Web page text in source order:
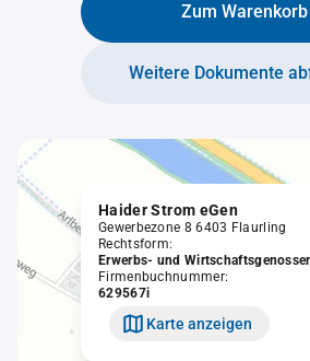
Zum Warenkorb
Weitere Dokumente
Haider Strom eGen
Gewerbezone 8 6403 Flaurling
Rechtsform:
Erwerbs- und
Firmenbuchnummer:
629567i
Karte anzeigen